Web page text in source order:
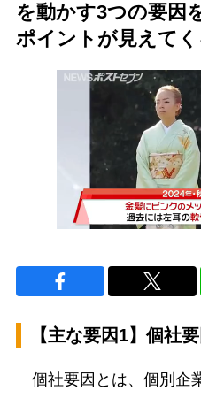
を動かす3つの要因
ポイントが見えてく
【主な要因1】個社
個社要因とは、個別企